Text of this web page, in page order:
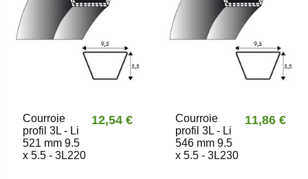
Courroie
profil 3L - Li
521 mm 9.5
x 5.5 - 3L220
12,54 €
Courroie
profil 3L - Li
546 mm 9.5
x 5.5 - 3L230
11,86 €